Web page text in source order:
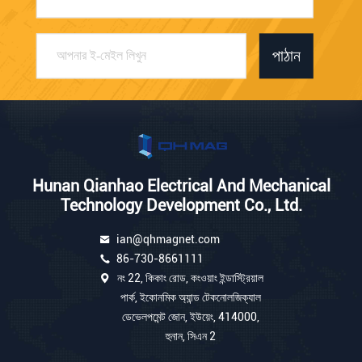
পাঠান
Hunan Qianhao Electrical And Mechanical
Technology Development Co., Ltd.
ian@qhmagnet.com
86-730-8661111
নং 22, কিকাং রোড, কংওয়াং ইন্ডাস্ট্রিয়াল
পার্ক, ইকোনমিক অ্যান্ড টেকনোলজিক্যাল
ডেভেলপমেন্ট জোন, ইউয়েং, 414000,
হুনান, সিএন 2